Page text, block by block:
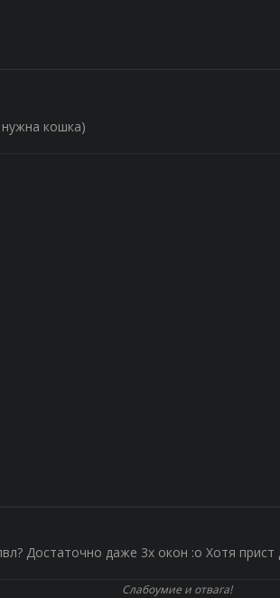
нужна кошка)
Достаточно даже 3х окон :о Хотя
Слабоумие и отвага!